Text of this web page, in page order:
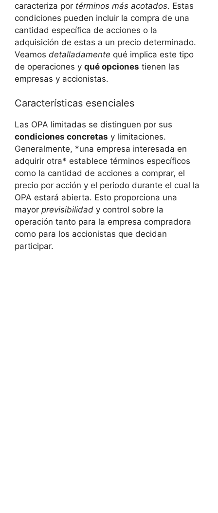
caracteriza por términos más acotados. Estas
condiciones pueden incluir la compra de una
cantidad específica de acciones o la
adquisición de estas a un precio determinado.
Veamos detalladamente qué implica este tipo
de operaciones y qué opciones tienen las
empresas y accionistas.
Características esenciales
Las OPA limitadas se distinguen por sus
condiciones concretas y limitaciones.
Generalmente, *una empresa interesada en
adquirir otra* establece términos específicos
como la cantidad de acciones a comprar, el
precio por acción y el periodo durante el cual la
OPA estará abierta. Esto proporciona una
mayor previsibilidad y control sobre la
operación tanto para la empresa compradora
como para los accionistas que decidan
participar.